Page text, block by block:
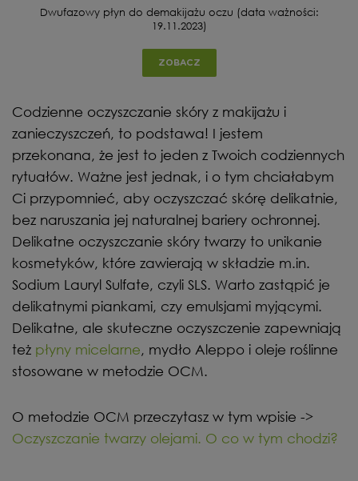
Dwufazowy płyn do demakijażu oczu (data ważności:
19.11.2023)
ZOBACZ
Codzienne oczyszczanie skóry z makijażu i
zanieczyszczeń, to podstawa! I jestem
przekonana, że jest to jeden z Twoich codziennych
rytuałów. Ważne jest jednak, i o tym chciałabym
Ci przypomnieć, aby oczyszczać skórę delikatnie,
bez naruszania jej naturalnej bariery ochronnej.
Delikatne oczyszczanie skóry twarzy to unikanie
kosmetyków, które zawierają w składzie m.in.
Sodium Lauryl Sulfate, czyli SLS. Warto zastąpić je
delikatnymi piankami, czy emulsjami myjącymi.
Delikatne, ale skuteczne oczyszczenie zapewniają
też płyny micelarne, mydło Aleppo i oleje roślinne
stosowane w metodzie OCM.
O metodzie OCM przeczytasz w tym wpisie ->
Oczyszczanie twarzy olejami. O co w tym chodzi?